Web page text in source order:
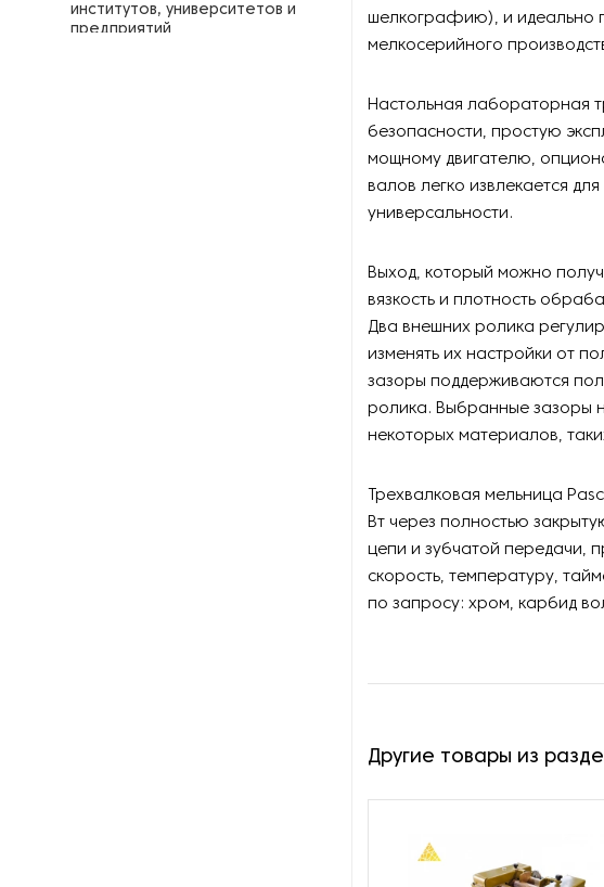
институтов, университетов и
предприятий
шелкографию), и идеально
мелкосерийного
Настольная лабораторная
безопасности, простую
мощному двигателю,
валов легко извлекается
универсальности.
Выход, который можно
вязкость и плотность
Два внешних ролика
изменять их настройки от
зазоры поддерживаются
ролика. Выбранные зазоры
некоторых материалов,
Трехвалковая мельница
Вт через полностью
цепи и зубчатой передачи,
скорость, температуру,
по запросу: хром, карбид
Другие товары из